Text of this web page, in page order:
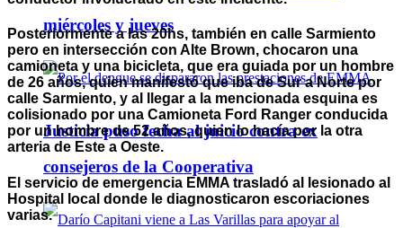
miércoles y jueves
Justicia puso fecha al juicio contra ex
consejeros de la Cooperativa
Posteriormente a las 20hs, también en calle Sarmiento
pero en intersección con Alte Brown, chocaron una
camioneta y una bicicleta, que era guiada por un hombre
de 26 años, quien manifestó que iba de Sur a Norte por
calle Sarmiento, y al llegar a la mencionada esquina es
colisionado por una Camioneta Ford Ranger conducida
por un hombre de 52 años, quien lo hacía por la otra
arteria de Este a Oeste.
El servicio de emergencia EMMA trasladó al lesionado al
Hospital local donde le diagnosticaron escoriaciones
varias.